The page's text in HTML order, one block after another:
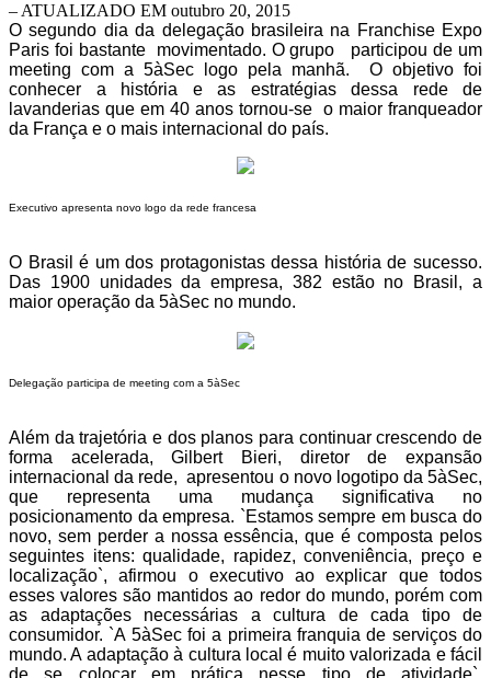
– ATUALIZADO EM outubro 20, 2015
O segundo dia da delegação brasileira na Franchise Expo
Paris foi bastante movimentado. O grupo participou de um
meeting com a 5àSec logo pela manhã. O objetivo foi
conhecer a história e as estratégias dessa rede de
lavanderias que em 40 anos tornou-se o maior franqueador
da França e o mais internacional do país.
Executivo apresenta novo logo da rede francesa
O Brasil é um dos protagonistas dessa história de sucesso.
Das 1900 unidades da empresa, 382 estão no Brasil, a
maior operação da 5àSec no mundo.
Delegação participa de meeting com a 5àSec
Além da trajetória e dos planos para continuar crescendo de
forma acelerada, Gilbert Bieri, diretor de expansão
internacional da rede, apresentou o novo logotipo da 5àSec,
que representa uma mudança significativa no
posicionamento da empresa. `Estamos sempre em busca do
novo, sem perder a nossa essência, que é composta pelos
seguintes itens: qualidade, rapidez, conveniência, preço e
localização`, afirmou o executivo ao explicar que todos
esses valores são mantidos ao redor do mundo, porém com
as adaptações necessárias a cultura de cada tipo de
consumidor. `A 5àSec foi a primeira franquia de serviços do
mundo. A adaptação à cultura local é muito valorizada e fácil